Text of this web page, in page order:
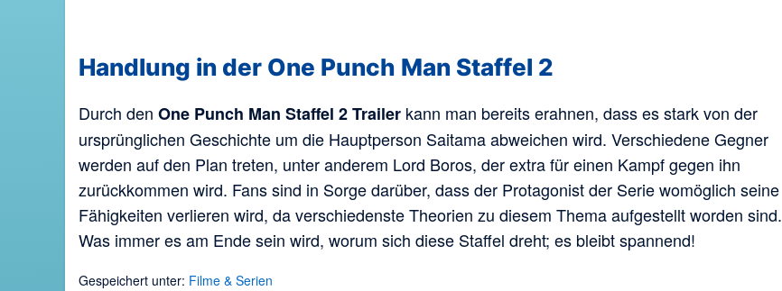
Handlung in der One Punch Man Staffel 2
Durch den One Punch Man Staffel 2 Trailer kann man bereits erahnen, dass es stark von der
ursprünglichen Geschichte um die Hauptperson Saitama abweichen wird. Verschiedene Gegner
werden auf den Plan treten, unter anderem Lord Boros, der extra für einen Kampf gegen ihn
zurückkommen wird. Fans sind in Sorge darüber, dass der Protagonist der Serie womöglich seine
Fähigkeiten verlieren wird, da verschiedenste Theorien zu diesem Thema aufgestellt worden sind.
Was immer es am Ende sein wird, worum sich diese Staffel dreht; es bleibt spannend!
Gespeichert unter: Filme & Serien